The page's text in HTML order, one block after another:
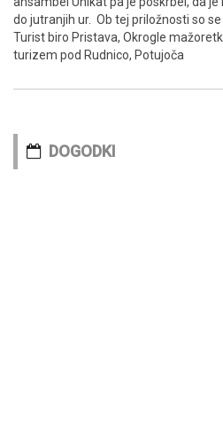
do jutranjih ur. Ob tej priložnosti so
Turist biro Pristava, Okrogle
turizem pod Rudnico, Potujoča
DOGODKI